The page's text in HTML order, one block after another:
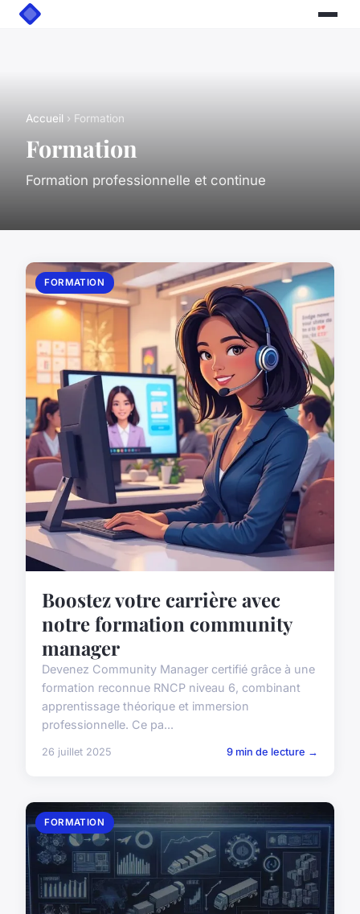
Accueil › Formation
Formation
Formation professionnelle et continue
FORMATION
Boostez votre carrière avec
notre formation community
manager
Devenez Community Manager certifié grâce à une
formation reconnue RNCP niveau 6, combinant
apprentissage théorique et immersion
professionnelle. Ce pa...
26 juillet 2025 9 min de lecture →
FORMATION